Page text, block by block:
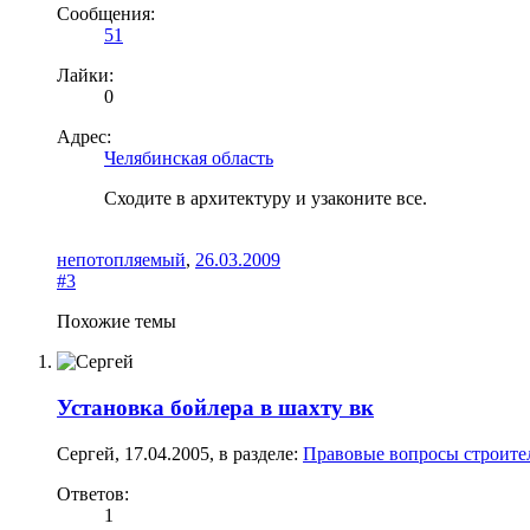
Сообщения:
51
Лайки:
0
Адрес:
Челябинская область
Сходите в архитектуру и узаконите все.
непотопляемый, 26.03.2009
#3
Похожие темы
Установка бойлера в шахту вк
Сергей, 17.04.2005, в разделе: Правовые вопросы
Ответов:
1